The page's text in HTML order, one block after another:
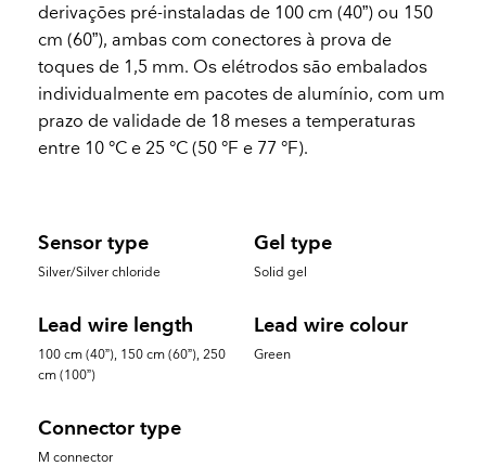
derivações pré-instaladas de 100 cm (40”) ou 150
cm (60”), ambas com conectores à prova de
toques de 1,5 mm. Os elétrodos são embalados
individualmente em pacotes de alumínio, com um
prazo de validade de 18 meses a temperaturas
entre 10 °C e 25 °C (50 °F e 77 °F).
Sensor type
Silver/Silver chloride
Gel type
Solid gel
Lead wire length
100 cm (40”), 150 cm (60”), 250
cm (100”)
Lead wire colour
Green
Connector type
M connector